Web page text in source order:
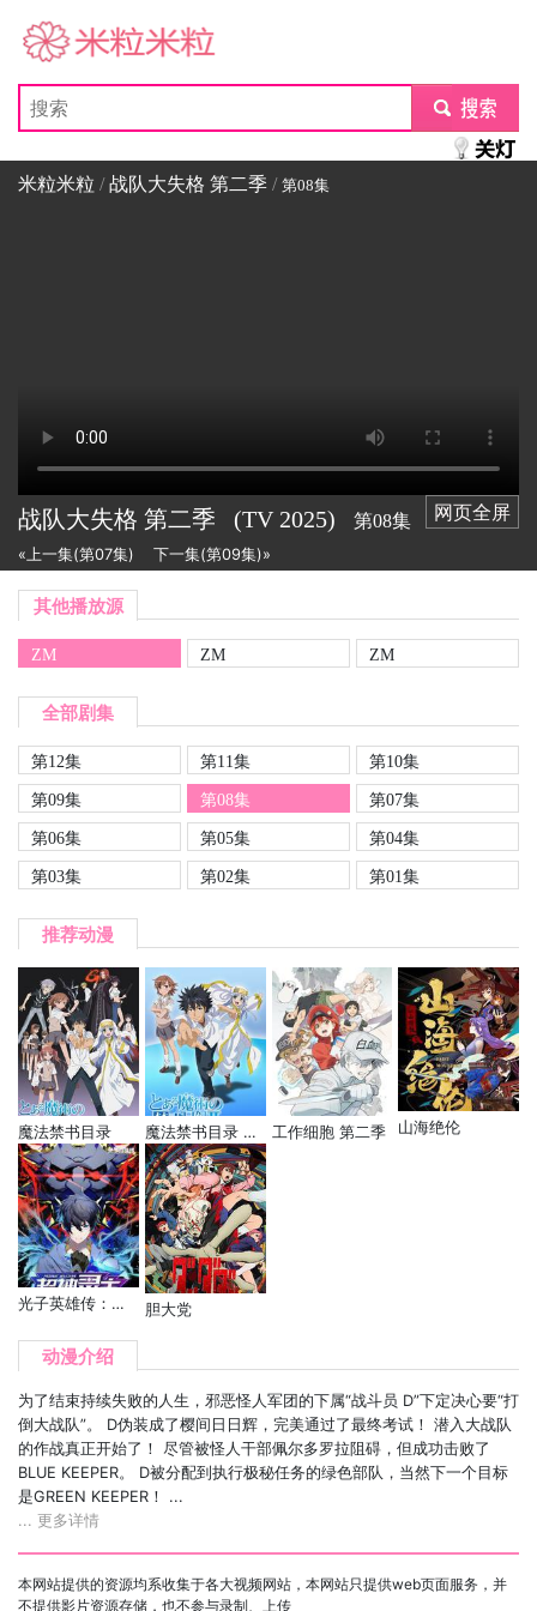
米粒米粒
submit
米粒米粒 /战队大失格 第二季 / 第08集
网页全屏
战队大失格 第二季 (TV 2025) 第08集
«上一集(第07集) 下一集(第09集)»
其他播放源
ZM ZM ZM
全部剧集
第12集 第11集
第10集
第09集
第08集
第07集
第06集
第05集
第04集
第03集
第02集 第01集
推荐动漫
魔法禁书目录 魔法禁书目录 第二季 工作细胞 第二季 山海绝伦
光子英雄传：超神灵主 动态漫 胆大党
动漫介绍
为了结束持续失败的人生，邪恶怪人军团的下属“战斗员 D”下定决心要“打
倒大战队”。 D伪装成了樱间日日辉，完美通过了最终考试！ 潜入大战队
的作战真正开始了！ 尽管被怪人干部佩尔多罗拉阻碍，但成功击败了
BLUE KEEPER。 D被分配到执行极秘任务的绿色部队，当然下一个目标
是GREEN KEEPER！ ...
... 更多详情
本网站提供的资源均系收集于各大视频网站，本网站只提供web页面服务，并
不提供影片资源存储，也不参与录制、上传